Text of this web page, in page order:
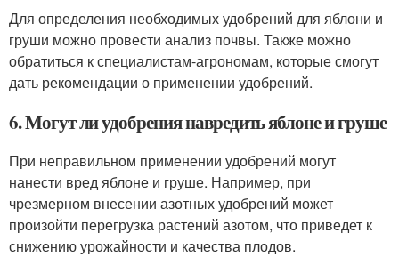
Для определения необходимых удобрений для яблони и
груши можно провести анализ почвы. Также можно
обратиться к специалистам-агрономам, которые смогут
дать рекомендации о применении удобрений.
6. Могут ли удобрения навредить яблоне и груше
При неправильном применении удобрений могут
нанести вред яблоне и груше. Например, при
чрезмерном внесении азотных удобрений может
произойти перегрузка растений азотом, что приведет к
снижению урожайности и качества плодов.